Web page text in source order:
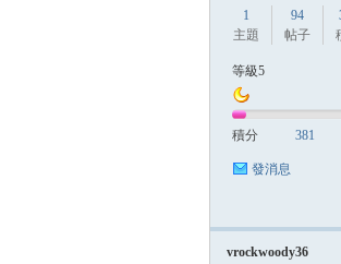
1
主題
94
帖子
等級5
積分 381
發消息
vrockwoody36